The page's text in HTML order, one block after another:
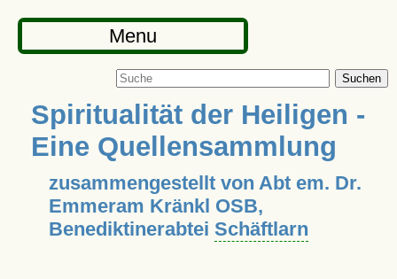
Menu
Suchen
Spiritualität der Heiligen -
Eine Quellensammlung
zusammengestellt von Abt em. Dr.
Emmeram Kränkl OSB,
Benediktinerabtei Schäftlarn